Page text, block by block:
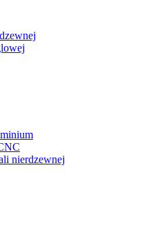
nierdzewnej